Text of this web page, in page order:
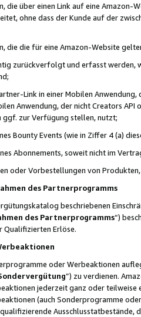
die über einen Link auf eine
ohne dass der Kunde auf der
die die für eine Amazon-Website
zurückverfolgt und erfasst werden,
Link in einer Mobilen
Anwendung, der nicht Creators
ggf. zur Verfügung stellen, nutzt;
Bounty Events (wie in Ziffer 4 (a)
Abonnements, soweit nicht im
oder Vorbestellungen von
des Partnerprogramms
beschriebenen
des Partnerprogramms“)
Qualifizierten Erlöse.
oder Werbeaktionen
”) zu verdienen.
jederzeit ganz oder
(auch Sonderprogramme
Ausschlusstatbestände,